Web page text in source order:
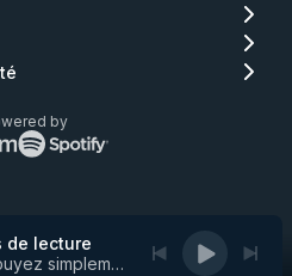
by
Logo
Lastfm
Lastfm)
de lecture
Tant à découvrir, appuyez simplement sur play